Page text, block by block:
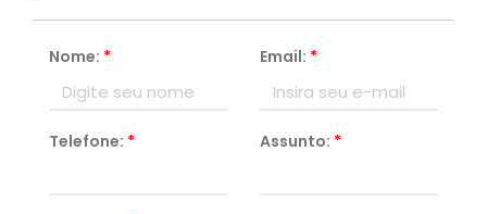
Nome: * Email: *
Telefone: * Assunto: *